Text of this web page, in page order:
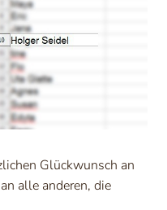
Glückwunsch an
alle anderen, die